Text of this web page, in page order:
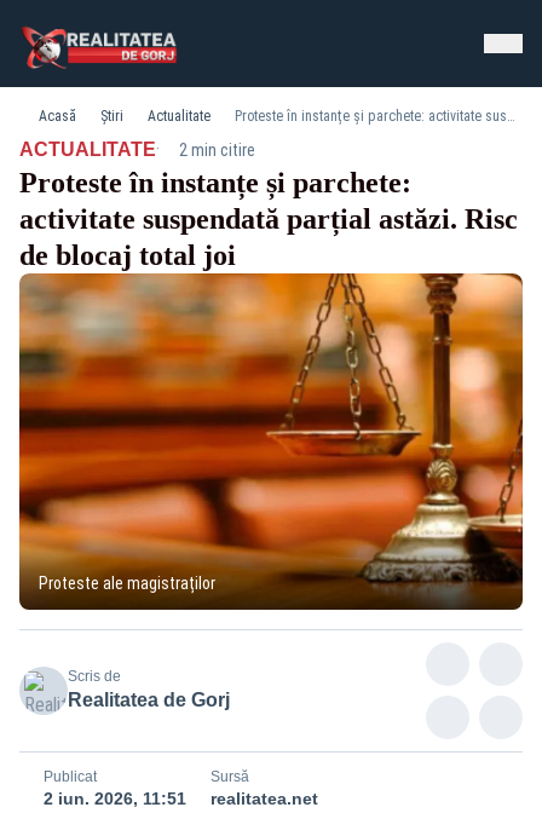
Acasă Știri Actualitate Proteste în instanțe și parchete: activitate suspendată parțial astăzi. Risc de blocaj total joi
ACTUALITATE· 2 min citire
Proteste în instanțe și parchete:
activitate suspendată parțial astăzi. Risc
de blocaj total joi
Proteste ale magistraților
Scris de
Realitatea de Gorj
Publicat
2 iun. 2026, 11:51
Sursă
realitatea.net